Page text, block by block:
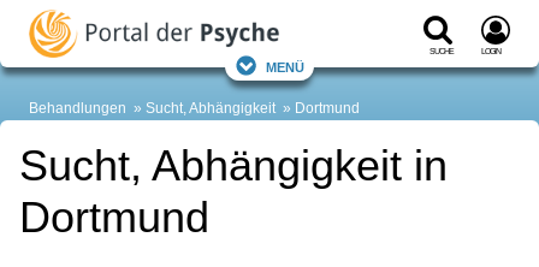
Suche Login
Menü
Behandlungen Sucht, Abhängigkeit Dortmund
Sucht, Abhängigkeit in
Dortmund